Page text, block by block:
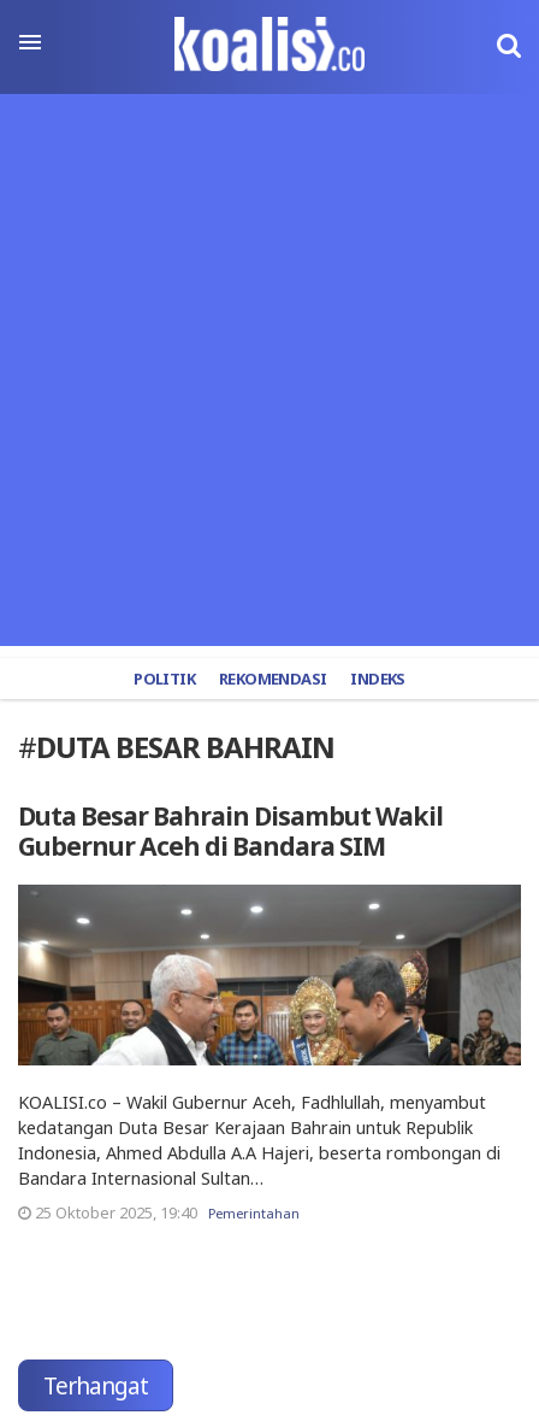
POLITIK REKOMENDASI INDEKS
#DUTA BESAR BAHRAIN
Duta Besar Bahrain Disambut Wakil
Gubernur Aceh di Bandara SIM
KOALISI.co – Wakil Gubernur Aceh, Fadhlullah, menyambut
kedatangan Duta Besar Kerajaan Bahrain untuk Republik
Indonesia, Ahmed Abdulla A.A Hajeri, beserta rombongan di
Bandara Internasional Sultan…
25 Oktober 2025, 19:40 Pemerintahan
Terhangat